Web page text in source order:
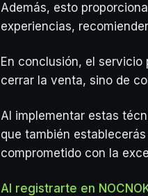
Además, esto
experiencias,
En conclusión, el
cerrar la venta, sino de
Al implementar estas
que también
comprometido con la
Al registrarte en